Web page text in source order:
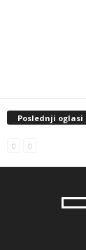
Poslednji oglasi